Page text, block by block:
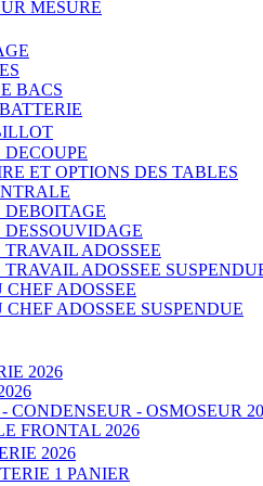
MESURE
BACS
ET OPTIONS DES TABLES
ADOSSEE
ADOSSEE
ADOSSEE
ADOSSEE SUSPENDUE
2026
CONDENSEUR - OSMOSEUR
FRONTAL 2026
2026
1 PANIER